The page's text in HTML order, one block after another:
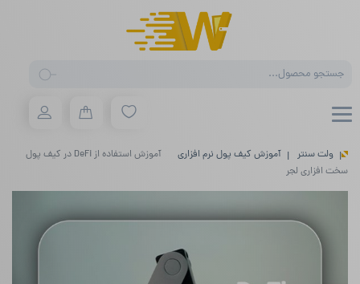
search
ولت سنتر آموزش کیف پول نرم افزاری
آموزش استفاده از DeFi در کیف پول
سخت افزاری لجر